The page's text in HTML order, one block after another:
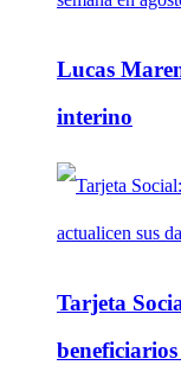
Lucas
interino
Tarjeta